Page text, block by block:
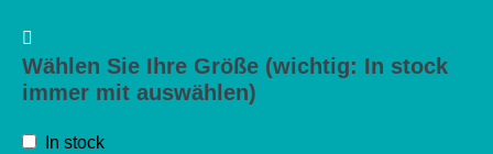
Wählen Sie Ihre Größe (wichtig: In stock
immer mit auswählen)
In stock